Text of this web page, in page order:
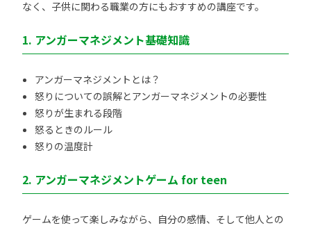
なく、子供に関わる職業の方にもおすすめの講座です。
1. アンガーマネジメント基礎知識
アンガーマネジメントとは？
怒りについての誤解とアンガーマネジメントの必要性
怒りが生まれる段階
怒るときのルール
怒りの温度計
2. アンガーマネジメントゲーム for teen
ゲームを使って楽しみながら、自分の感情、そして他人との